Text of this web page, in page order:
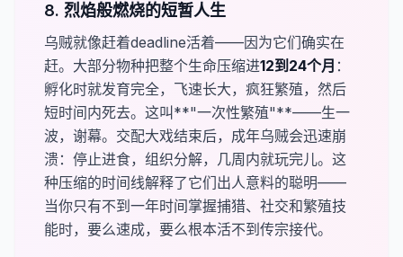
8. 烈焰般燃烧的短暂人生
乌贼就像赶着deadline活着——因为它们确实在
赶。大部分物种把整个生命压缩进​12到24个月 ：
孵化时就发育完全，飞速长大，疯狂繁殖，然后
短时间内死去。这叫​**"一次性繁殖"**——生一
波，谢幕。交配大戏结束后，成年乌贼会迅速崩
溃：停止进食，组织分解，几周内就玩完儿。这
种压缩的时间线解释了它们出人意料的聪明——
当你只有不到一年时间掌握捕猎、社交和繁殖技
能时，要么速成，要么根本活不到传宗接代。